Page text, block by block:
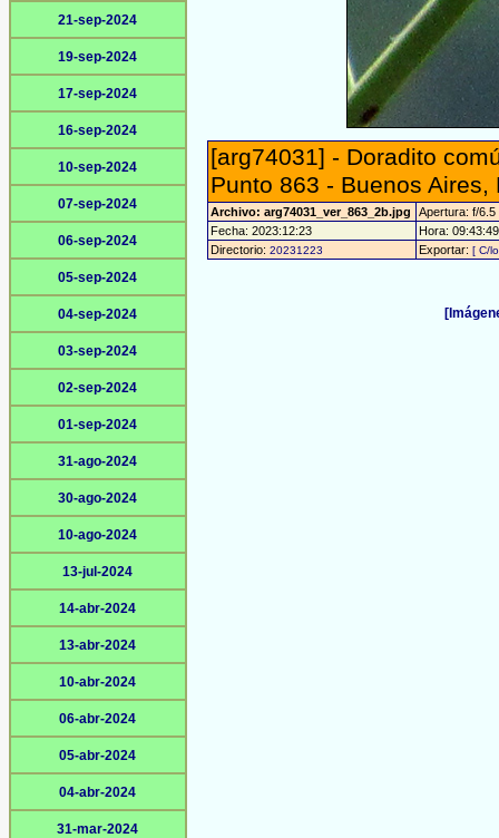
21-sep-2024
19-sep-2024
17-sep-2024
16-sep-2024
10-sep-2024
07-sep-2024
06-sep-2024
05-sep-2024
04-sep-2024
03-sep-2024
02-sep-2024
01-sep-2024
31-ago-2024
30-ago-2024
10-ago-2024
13-jul-2024
14-abr-2024
13-abr-2024
10-abr-2024
06-abr-2024
05-abr-2024
04-abr-2024
31-mar-2024
[arg74031] - Doradito
Punto 863 - Buenos
Archivo: arg74031_ver_863_2b.jpg
Apertura: f/6.5
Fecha: 2023:12:23
Hora:
Directorio: 20231223 Exportar: [ C/